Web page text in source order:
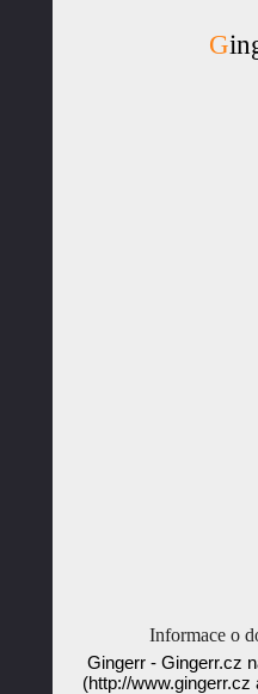
Informace o
Gingerr - Gingerr.cz
(http://